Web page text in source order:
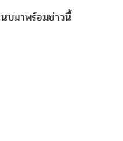
นบมาพร้อมข่าวนี้